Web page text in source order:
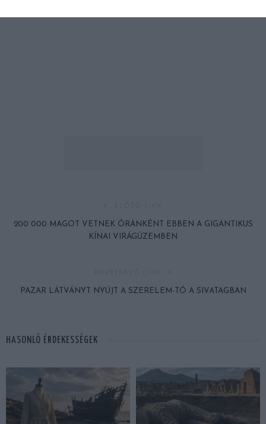
200 000 MAGOT VETNEK ÓRÁNKÉNT EBBEN A GIGANTIKUS
KÍNAI VIRÁGÜZEMBEN
PAZAR LÁTVÁNYT NYÚJT A SZERELEM-TÓ A SIVATAGBAN
HASONLÓ ÉRDEKESSÉGEK